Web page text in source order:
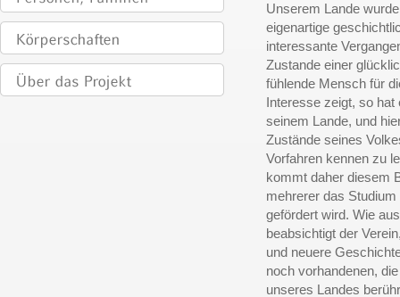
Unserem Lande
eigenartige
interessante
Zustande einer
fühlende Mensch für
Interesse zeigt, so hat
seinem Lande, und
Zustände seines
Vorfahren kennen zu
kommt daher diesem
mehrerer das
gefördert wird. Wie
beabsichtigt der
und neuere
noch vorhandenen,
unseres Landes